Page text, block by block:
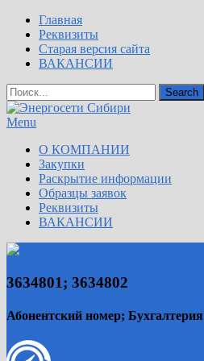
Главная
Реквизиты
Старая версия сайта
ВАКАНСИИ
Menu
О КОМПАНИИ
Закупки
Раскрытие информации
Образцы заявок
Реквизиты
ВАКАНСИИ
3634801; 3634802
Абонентский номер; Бухгалтерия